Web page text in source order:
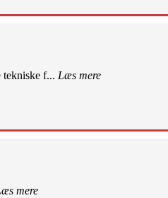
tekniske f... Læs mere
mere